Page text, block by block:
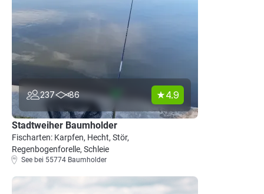
237 86 4.9
Stadtweiher Baumholder
Fischarten: Karpfen, Hecht, Stör,
Regenbogenforelle, Schleie
See bei 55774 Baumholder